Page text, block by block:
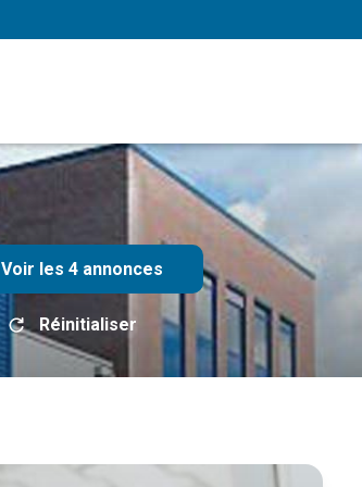
Voir les 4annonces
Réinitialiser